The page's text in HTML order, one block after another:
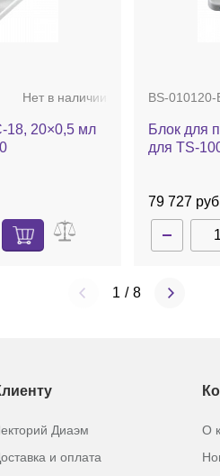
Нет в наличии
18, 20×0,5 мл
BS-010120-
Блок для
для TS-
79 727
1 / 8
Диаэм
и оплата
О